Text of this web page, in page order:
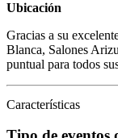
Ubicación
Gracias a su
Blanca, Salones
puntual para todos
Características